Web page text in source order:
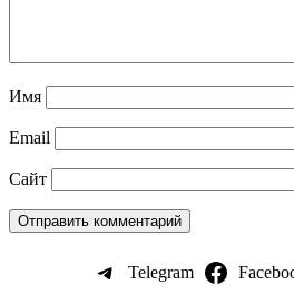
Имя
Email
Сайт
Telegram